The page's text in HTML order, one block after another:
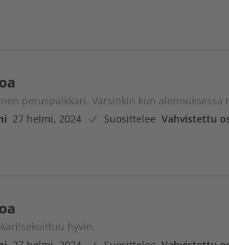
peruspalkkari. Varsinkin kun
27 helmi, 2024 Suosittelee Vahvistettu
hyvin.